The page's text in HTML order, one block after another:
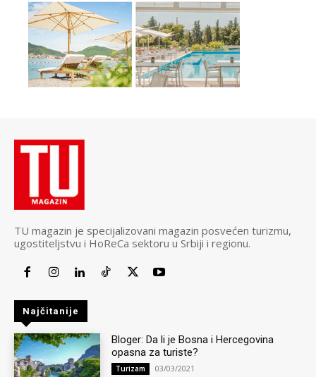
TU magazin je specijalizovani magazin posvećen turizmu,
ugostiteljstvu i HoReCa sektoru u Srbiji i regionu.
Najčitanije
Bloger: Da li je Bosna i Hercegovina
opasna za turiste?
Turizam 03/03/2021